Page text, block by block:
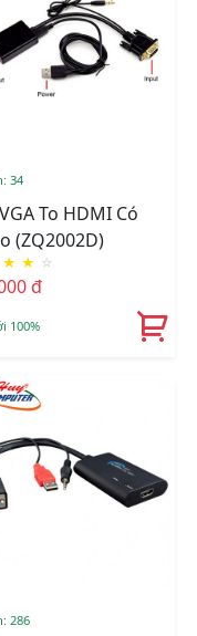
34
To HDMI Có
(ZQ2002D)
★ ★ ☆
đ
100%
286